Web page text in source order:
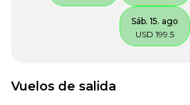
Sáb. 15. ago
USD 199.5
Vuelos de salida